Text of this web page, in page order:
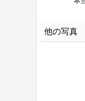
他の写真